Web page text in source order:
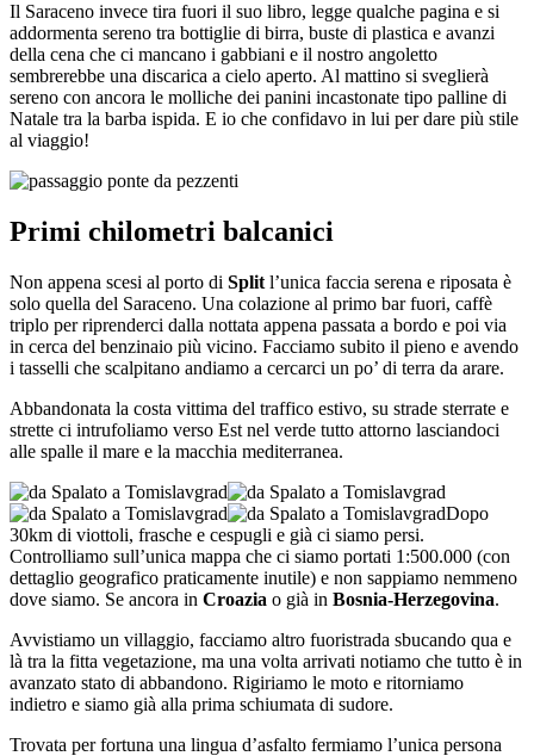
Il Saraceno invece tira fuori il suo libro, legge qualche pagina e si
addormenta sereno tra bottiglie di birra, buste di plastica e avanzi
della cena che ci mancano i gabbiani e il nostro angoletto
sembrerebbe una discarica a cielo aperto. Al mattino si sveglierà
sereno con ancora le molliche dei panini incastonate tipo palline di
Natale tra la barba ispida. E io che confidavo in lui per dare più stile
al viaggio!
Primi chilometri balcanici
Non appena scesi al porto di Split l’unica faccia serena e riposata è
solo quella del Saraceno. Una colazione al primo bar fuori, caffè
triplo per riprenderci dalla nottata appena passata a bordo e poi via
in cerca del benzinaio più vicino. Facciamo subito il pieno e avendo
i tasselli che scalpitano andiamo a cercarci un po’ di terra da arare.
Abbandonata la costa vittima del traffico estivo, su strade sterrate e
strette ci intrufoliamo verso Est nel verde tutto attorno lasciandoci
alle spalle il mare e la macchia mediterranea.
Dopo
30km di viottoli, frasche e cespugli e già ci siamo persi.
Controlliamo sull’unica mappa che ci siamo portati 1:500.000 (con
dettaglio geografico praticamente inutile) e non sappiamo nemmeno
dove siamo. Se ancora in Croazia o già in Bosnia-Herzegovina.
Avvistiamo un villaggio, facciamo altro fuoristrada sbucando qua e
là tra la fitta vegetazione, ma una volta arrivati notiamo che tutto è in
avanzato stato di abbandono. Rigiriamo le moto e ritorniamo
indietro e siamo già alla prima schiumata di sudore.
Trovata per fortuna una lingua d’asfalto fermiamo l’unica persona